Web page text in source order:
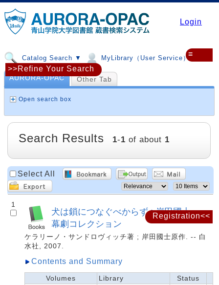
Login
Catalog Search ▼ MyLibrary（User Service）▼
≡
Registration<<
AURORA-OPAC Other Tab
Open search box
>>Refine Your Search
Search Results 1-1 of about 1
Select All
1
犬は鎖につなぐべからず : 岸田國士一
幕劇コレクション
ケラリーノ・サンドロヴィッチ著 ; 岸田國士原作. -- 白
水社, 2007.
Contents and Summary
Volumes Library Status